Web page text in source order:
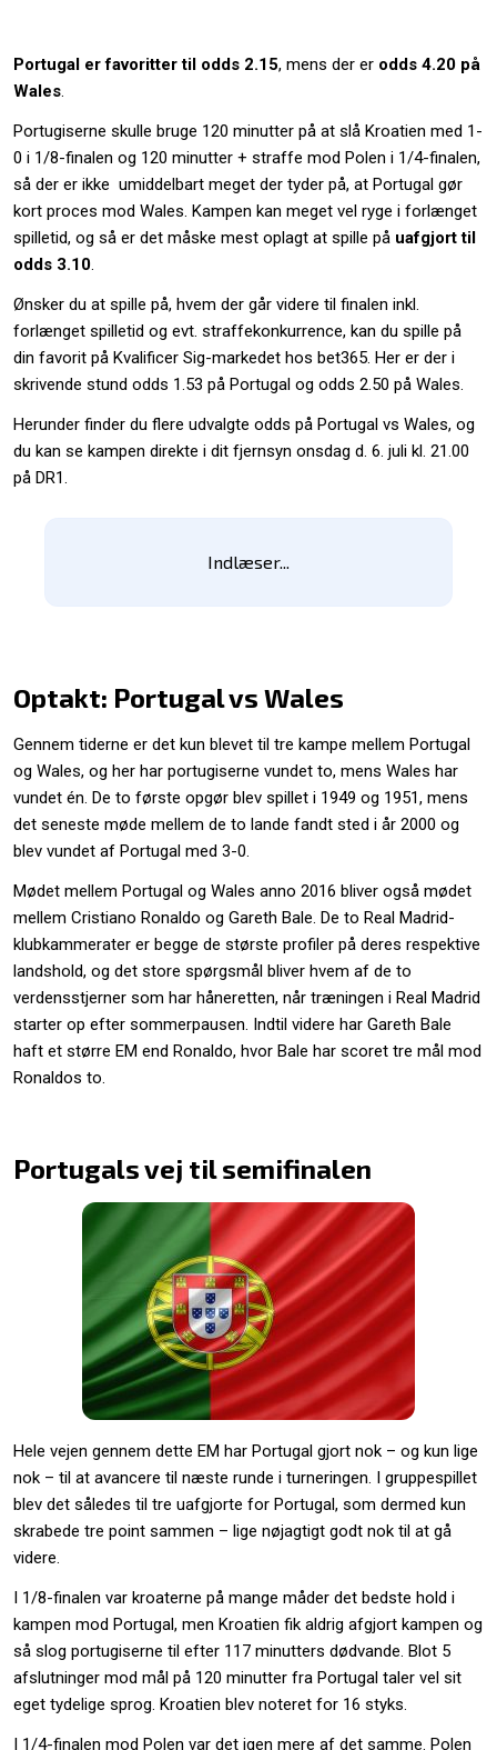
Portugal er favoritter til odds 2.15, mens der er odds 4.20 på
Wales.
Portugiserne skulle bruge 120 minutter på at slå Kroatien med 1-
0 i 1/8-finalen og 120 minutter + straffe mod Polen i 1/4-finalen,
så der er ikke umiddelbart meget der tyder på, at Portugal gør
kort proces mod Wales. Kampen kan meget vel ryge i forlænget
spilletid, og så er det måske mest oplagt at spille på uafgjort til
odds 3.10.
Ønsker du at spille på, hvem der går videre til finalen inkl.
forlænget spilletid og evt. straffekonkurrence, kan du spille på
din favorit på Kvalificer Sig-markedet hos bet365. Her er der i
skrivende stund odds 1.53 på Portugal og odds 2.50 på Wales.
Herunder finder du flere udvalgte odds på Portugal vs Wales, og
du kan se kampen direkte i dit fjernsyn onsdag d. 6. juli kl. 21.00
på DR1.
Indlæser...
Optakt: Portugal vs Wales
Gennem tiderne er det kun blevet til tre kampe mellem Portugal
og Wales, og her har portugiserne vundet to, mens Wales har
vundet én. De to første opgør blev spillet i 1949 og 1951, mens
det seneste møde mellem de to lande fandt sted i år 2000 og
blev vundet af Portugal med 3-0.
Mødet mellem Portugal og Wales anno 2016 bliver også mødet
mellem Cristiano Ronaldo og Gareth Bale. De to Real Madrid-
klubkammerater er begge de største profiler på deres respektive
landshold, og det store spørgsmål bliver hvem af de to
verdensstjerner som har håneretten, når træningen i Real Madrid
starter op efter sommerpausen. Indtil videre har Gareth Bale
haft et større EM end Ronaldo, hvor Bale har scoret tre mål mod
Ronaldos to.
Portugals vej til semifinalen
Hele vejen gennem dette EM har Portugal gjort nok – og kun lige
nok – til at avancere til næste runde i turneringen. I gruppespillet
blev det således til tre uafgjorte for Portugal, som dermed kun
skrabede tre point sammen – lige nøjagtigt godt nok til at gå
videre.
I 1/8-finalen var kroaterne på mange måder det bedste hold i
kampen mod Portugal, men Kroatien fik aldrig afgjort kampen og
så slog portugiserne til efter 117 minutters dødvande. Blot 5
afslutninger mod mål på 120 minutter fra Portugal taler vel sit
eget tydelige sprog. Kroatien blev noteret for 16 styks.
I 1/4-finalen mod Polen var det igen mere af det samme. Polen